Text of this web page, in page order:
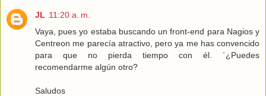
JL 11:20 a. m.
Vaya, pues yo estaba buscando un front-end para Nagios y
Centreon me parecía atractivo, pero ya me has convencido
para que no pierda tiempo con él. ´¿Puedes
recomendarme algún otro?
Saludos